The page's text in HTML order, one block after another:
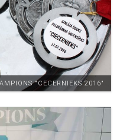
"CECERNIEKS 2016"